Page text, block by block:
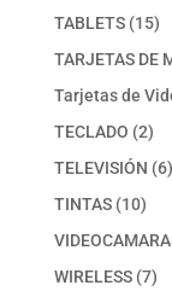
TABLETS 1515
TARJETAS DE
Tarjetas de
TECLADO 22
TELEVISIÓN 66
TINTAS 1010
WIRELESS 77